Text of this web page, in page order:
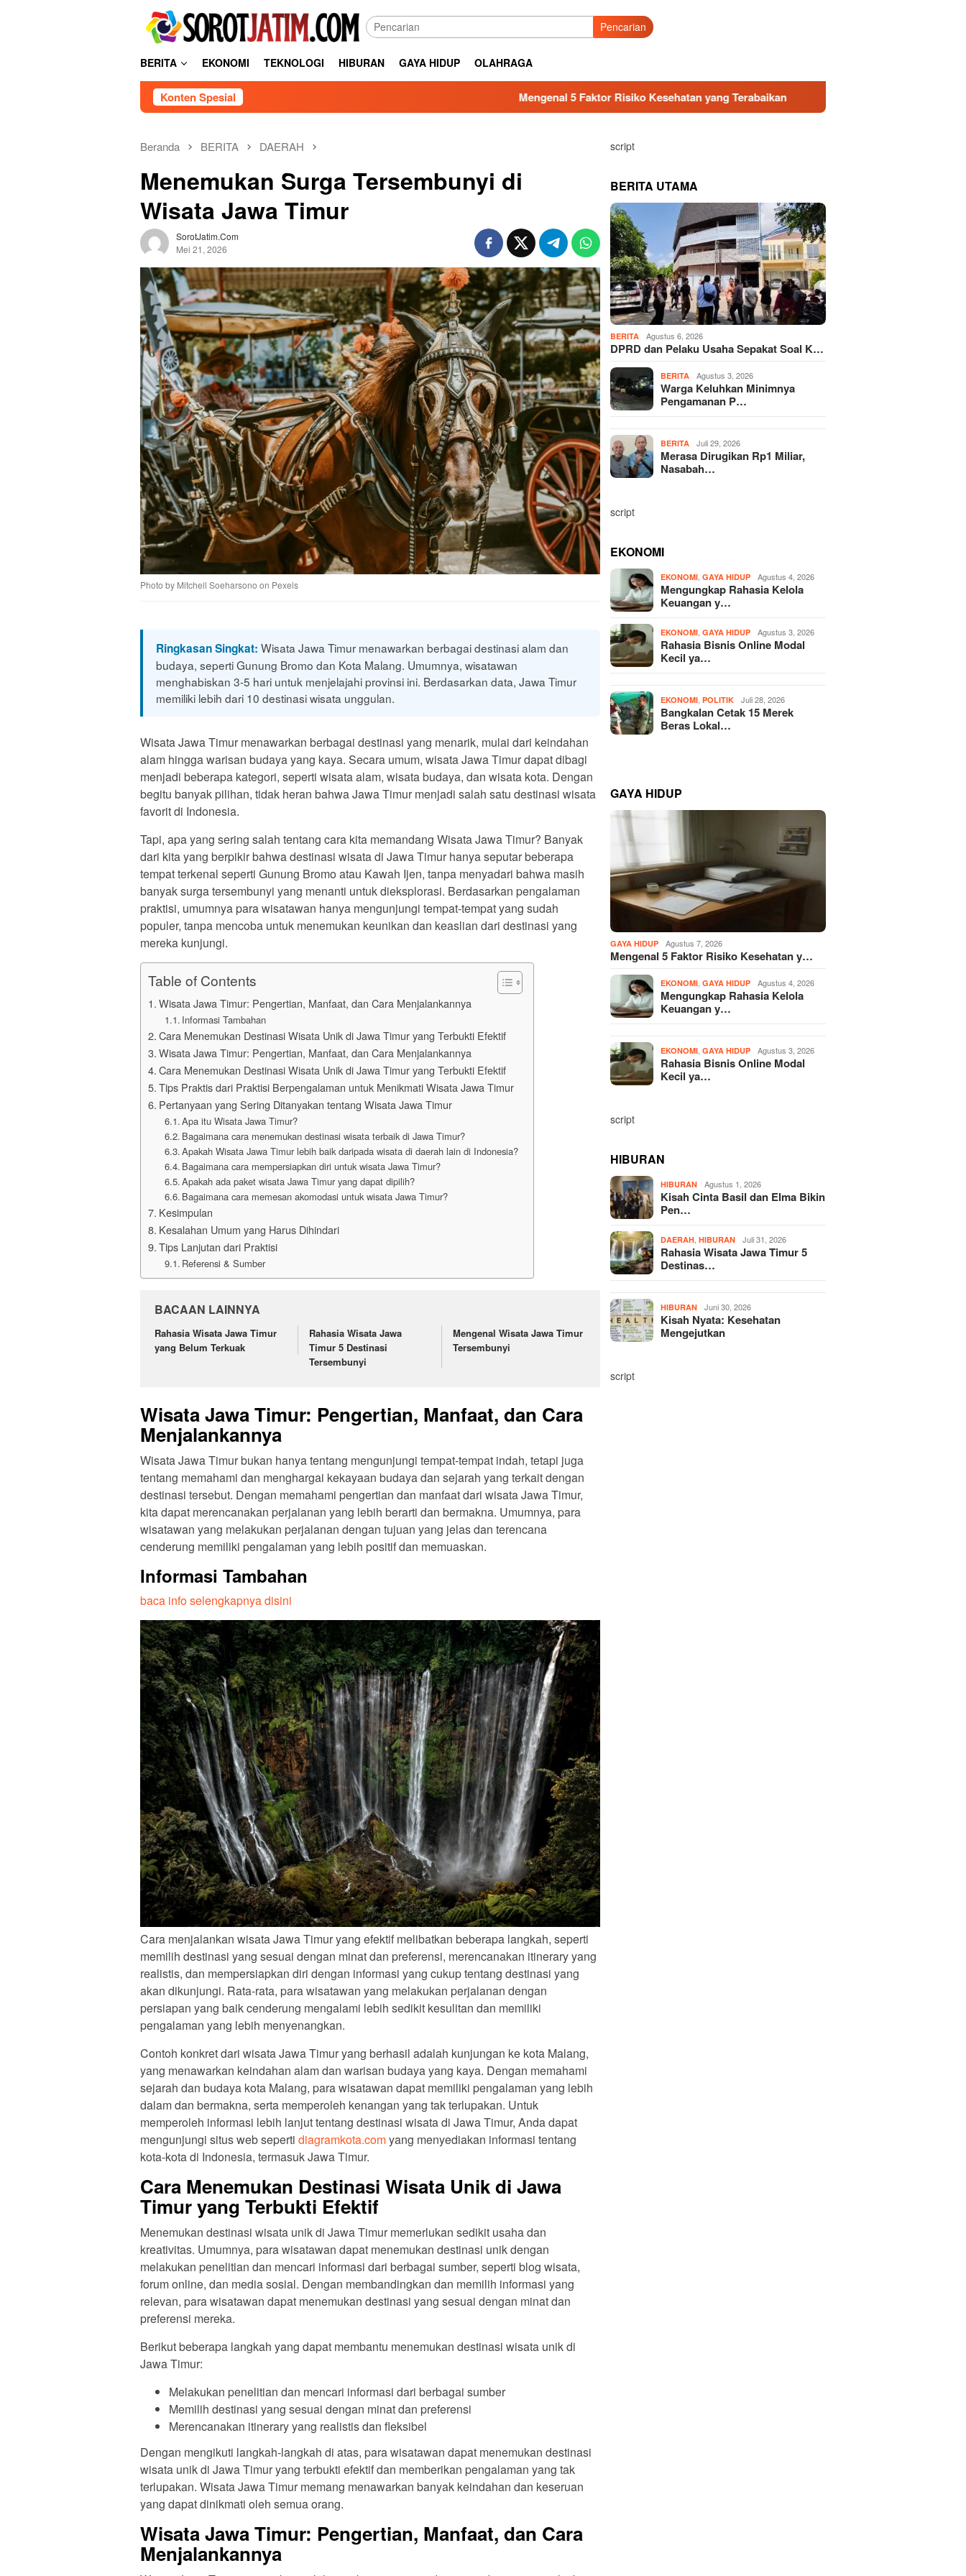
Pencarian
BERITA EKONOMI TEKNOLOGI HIBURAN GAYA HIDUP OLAHRAGA
Konten Spesial Mengenal 5 Faktor Risiko Kesehatan yang Terabaikan Direksi Baru PDAM Surya Sembada Dapat
Beranda BERITA DAERAH
Menemukan Surga Tersembunyi di
Wisata Jawa Timur
SorotJatim.com
Mei 21, 2026
Photo by Mitchell Soeharsono on Pexels
Ringkasan Singkat: Wisata Jawa Timur menawarkan berbagai destinasi alam dan
budaya, seperti Gunung Bromo dan Kota Malang. Umumnya, wisatawan
menghabiskan 3-5 hari untuk menjelajahi provinsi ini. Berdasarkan data, Jawa Timur
memiliki lebih dari 10 destinasi wisata unggulan.
Wisata Jawa Timur menawarkan berbagai destinasi yang menarik, mulai dari keindahan
alam hingga warisan budaya yang kaya. Secara umum, wisata Jawa Timur dapat dibagi
menjadi beberapa kategori, seperti wisata alam, wisata budaya, dan wisata kota. Dengan
begitu banyak pilihan, tidak heran bahwa Jawa Timur menjadi salah satu destinasi wisata
favorit di Indonesia.
Tapi, apa yang sering salah tentang cara kita memandang Wisata Jawa Timur? Banyak
dari kita yang berpikir bahwa destinasi wisata di Jawa Timur hanya seputar beberapa
tempat terkenal seperti Gunung Bromo atau Kawah Ijen, tanpa menyadari bahwa masih
banyak surga tersembunyi yang menanti untuk dieksplorasi. Berdasarkan pengalaman
praktisi, umumnya para wisatawan hanya mengunjungi tempat-tempat yang sudah
populer, tanpa mencoba untuk menemukan keunikan dan keaslian dari destinasi yang
mereka kunjungi.
Table of Contents
Wisata Jawa Timur: Pengertian, Manfaat, dan Cara Menjalankannya
Informasi Tambahan
Cara Menemukan Destinasi Wisata Unik di Jawa Timur yang Terbukti Efektif
Wisata Jawa Timur: Pengertian, Manfaat, dan Cara Menjalankannya
Cara Menemukan Destinasi Wisata Unik di Jawa Timur yang Terbukti Efektif
Tips Praktis dari Praktisi Berpengalaman untuk Menikmati Wisata Jawa Timur
Pertanyaan yang Sering Ditanyakan tentang Wisata Jawa Timur
Apa itu Wisata Jawa Timur?
Bagaimana cara menemukan destinasi wisata terbaik di Jawa Timur?
Apakah Wisata Jawa Timur lebih baik daripada wisata di daerah lain di Indonesia?
Bagaimana cara mempersiapkan diri untuk wisata Jawa Timur?
Apakah ada paket wisata Jawa Timur yang dapat dipilih?
Bagaimana cara memesan akomodasi untuk wisata Jawa Timur?
Kesimpulan
Kesalahan Umum yang Harus Dihindari
Tips Lanjutan dari Praktisi
Referensi & Sumber
BACAAN LAINNYA
Rahasia Wisata Jawa Timur
yang Belum Terkuak
Rahasia Wisata Jawa
Timur 5 Destinasi
Tersembunyi
Mengenal Wisata Jawa Timur
Tersembunyi
Wisata Jawa Timur: Pengertian, Manfaat, dan Cara
Menjalankannya
Wisata Jawa Timur bukan hanya tentang mengunjungi tempat-tempat indah, tetapi juga
tentang memahami dan menghargai kekayaan budaya dan sejarah yang terkait dengan
destinasi tersebut. Dengan memahami pengertian dan manfaat dari wisata Jawa Timur,
kita dapat merencanakan perjalanan yang lebih berarti dan bermakna. Umumnya, para
wisatawan yang melakukan perjalanan dengan tujuan yang jelas dan terencana
cenderung memiliki pengalaman yang lebih positif dan memuaskan.
Informasi Tambahan
baca info selengkapnya disini
Cara menjalankan wisata Jawa Timur yang efektif melibatkan beberapa langkah, seperti
memilih destinasi yang sesuai dengan minat dan preferensi, merencanakan itinerary yang
realistis, dan mempersiapkan diri dengan informasi yang cukup tentang destinasi yang
akan dikunjungi. Rata-rata, para wisatawan yang melakukan perjalanan dengan
persiapan yang baik cenderung mengalami lebih sedikit kesulitan dan memiliki
pengalaman yang lebih menyenangkan.
Contoh konkret dari wisata Jawa Timur yang berhasil adalah kunjungan ke kota Malang,
yang menawarkan keindahan alam dan warisan budaya yang kaya. Dengan memahami
sejarah dan budaya kota Malang, para wisatawan dapat memiliki pengalaman yang lebih
dalam dan bermakna, serta memperoleh kenangan yang tak terlupakan. Untuk
memperoleh informasi lebih lanjut tentang destinasi wisata di Jawa Timur, Anda dapat
mengunjungi situs web seperti diagramkota.comyang menyediakan informasi tentang
kota-kota di Indonesia, termasuk Jawa Timur.
Cara Menemukan Destinasi Wisata Unik di Jawa
Timur yang Terbukti Efektif
Menemukan destinasi wisata unik di Jawa Timur memerlukan sedikit usaha dan
kreativitas. Umumnya, para wisatawan dapat menemukan destinasi unik dengan
melakukan penelitian dan mencari informasi dari berbagai sumber, seperti blog wisata,
forum online, dan media sosial. Dengan membandingkan dan memilih informasi yang
relevan, para wisatawan dapat menemukan destinasi yang sesuai dengan minat dan
preferensi mereka.
Berikut beberapa langkah yang dapat membantu menemukan destinasi wisata unik di
Jawa Timur:
Melakukan penelitian dan mencari informasi dari berbagai sumber
Memilih destinasi yang sesuai dengan minat dan preferensi
Merencanakan itinerary yang realistis dan fleksibel
Dengan mengikuti langkah-langkah di atas, para wisatawan dapat menemukan destinasi
wisata unik di Jawa Timur yang terbukti efektif dan memberikan pengalaman yang tak
terlupakan. Wisata Jawa Timur memang menawarkan banyak keindahan dan keseruan
yang dapat dinikmati oleh semua orang.
Wisata Jawa Timur: Pengertian, Manfaat, dan Cara
Menjalankannya
script
BERITA UTAMA
BERITA Agustus 6, 2026
DPRD dan Pelaku Usaha Sepakat Soal K…
BERITA Agustus 3, 2026
Warga Keluhkan Minimnya
Pengamanan P…
BERITA Juli 29, 2026
Merasa Dirugikan Rp1 Miliar,
Nasabah…
script
EKONOMI
EKONOMI ,GAYA HIDUP Agustus 4, 2026
Mengungkap Rahasia Kelola
Keuangan y…
EKONOMI ,GAYA HIDUP Agustus 3, 2026
Rahasia Bisnis Online Modal
Kecil ya…
EKONOMI ,POLITIK Juli 28, 2026
Bangkalan Cetak 15 Merek
Beras Lokal…
GAYA HIDUP
GAYA HIDUP Agustus 7, 2026
Mengenal 5 Faktor Risiko Kesehatan y…
EKONOMI ,GAYA HIDUP Agustus 4, 2026
Mengungkap Rahasia Kelola
Keuangan y…
EKONOMI ,GAYA HIDUP Agustus 3, 2026
Rahasia Bisnis Online Modal
Kecil ya…
script
HIBURAN
HIBURAN Agustus 1, 2026
Kisah Cinta Basil dan Elma Bikin
Pen…
DAERAH ,HIBURAN Juli 31, 2026
Rahasia Wisata Jawa Timur 5
Destinas…
HIBURAN Juni 30, 2026
Kisah Nyata: Kesehatan
Mengejutkan
script